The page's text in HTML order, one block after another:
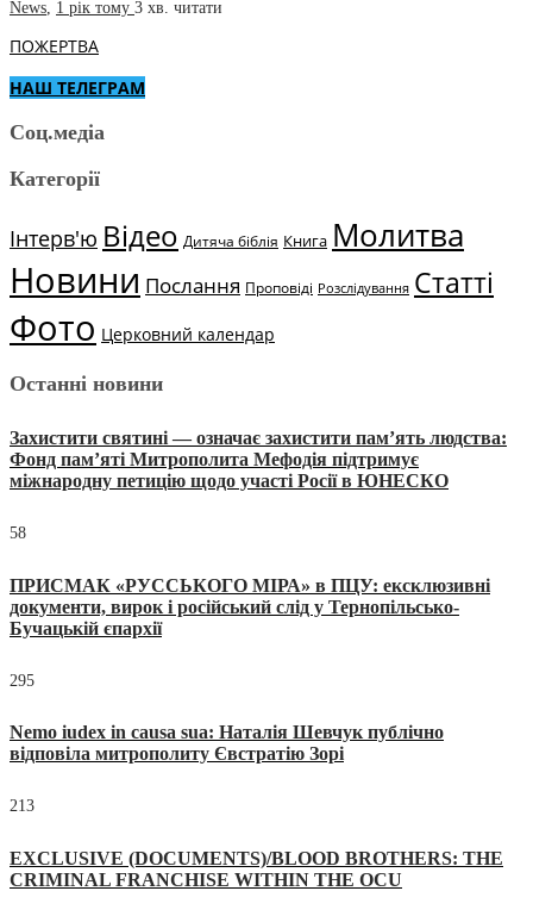
News 1 рік тому 3 хв. читати
ПОЖЕРТВА
НАШ ТЕЛЕГРАМ
Соц.медіа
Категорії
Інтерв'ю Відео Дитяча біблія Книга Молитва
Новини Послання Проповіді Розслідування Статті
Фото Церковний календар
Останні новини
Захистити святині — означає захистити пам’ять людства:
Фонд пам’яті Митрополита Мефодія підтримує
міжнародну петицію щодо участі Росії в ЮНЕСКО
58
ПРИСМАК «РУССЬКОГО МІРА» в ПЦУ: ексклюзивні
документи, вирок і російський слід у Тернопільсько-
Бучацькій єпархії
295
Nemo iudex in causa sua: Наталія Шевчук публічно
відповіла митрополиту Євстратію Зорі
213
EXCLUSIVE (DOCUMENTS)/BLOOD BROTHERS: THE
CRIMINAL FRANCHISE WITHIN THE OCU